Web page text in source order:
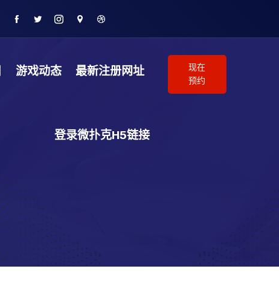
游戏动态 最新注册网址
登录微扑克H5链接
现在
预约